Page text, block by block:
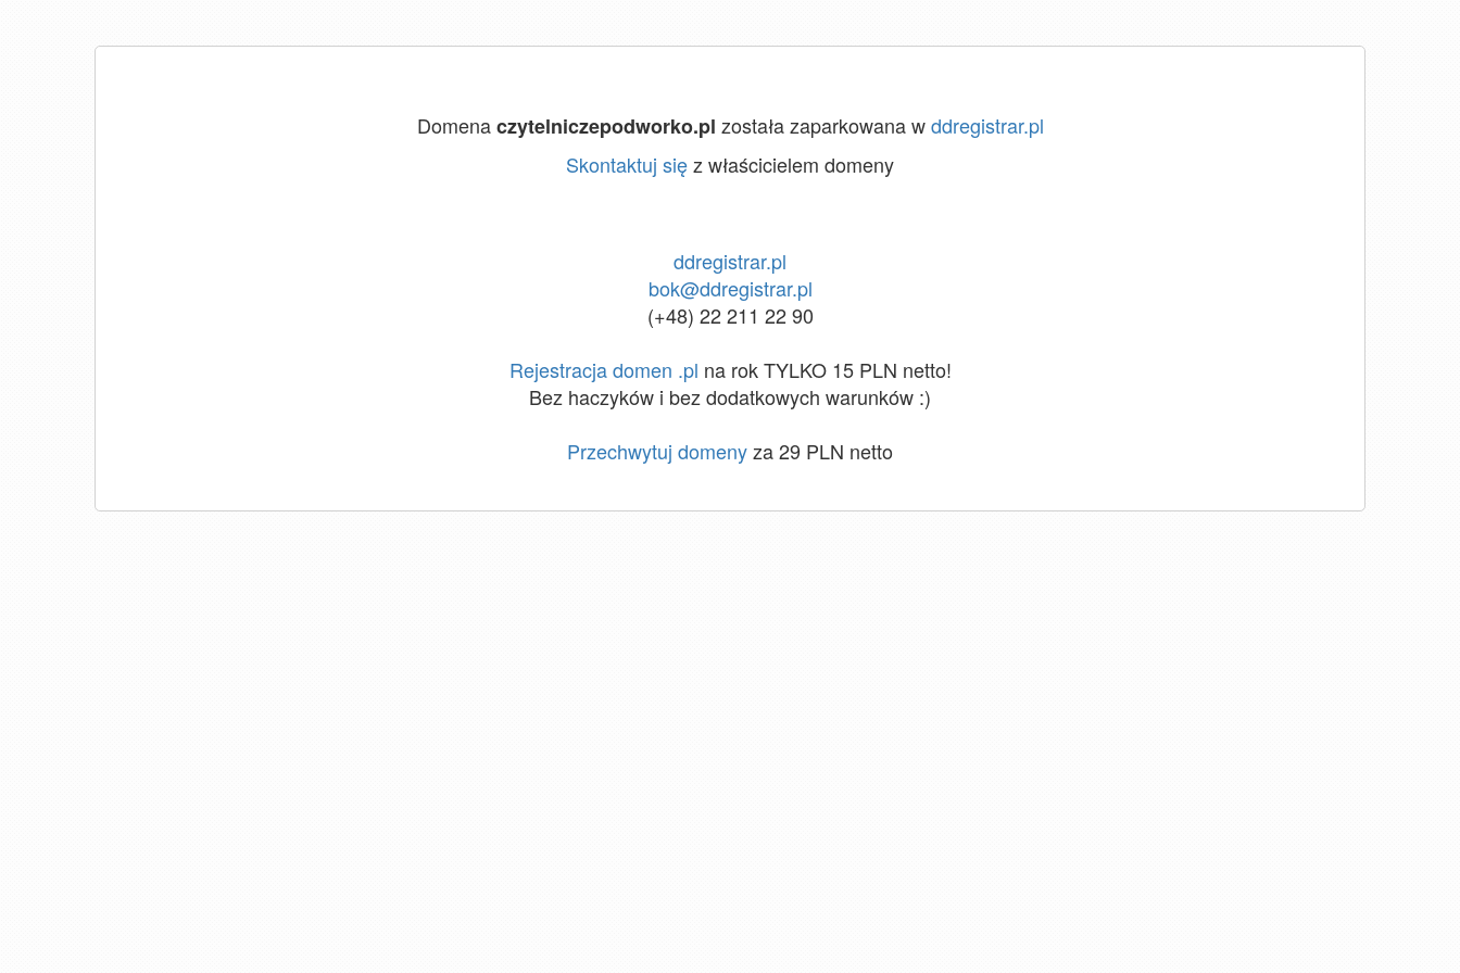
Domenaczytelniczepodworko.pl została zaparkowana wddregistrar.pl
Skontaktuj sięz właścicielem domeny
ddregistrar.pl
bok@ddregistrar.pl
(+48) 22 211 22 90
Rejestracja domen .pl na rok TYLKO 15 PLN netto!
Bez haczyków i bez dodatkowych warunków :)
Przechwytuj domenyza 29 PLN netto